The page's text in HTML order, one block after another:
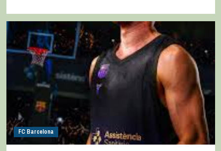
FC Barcelona